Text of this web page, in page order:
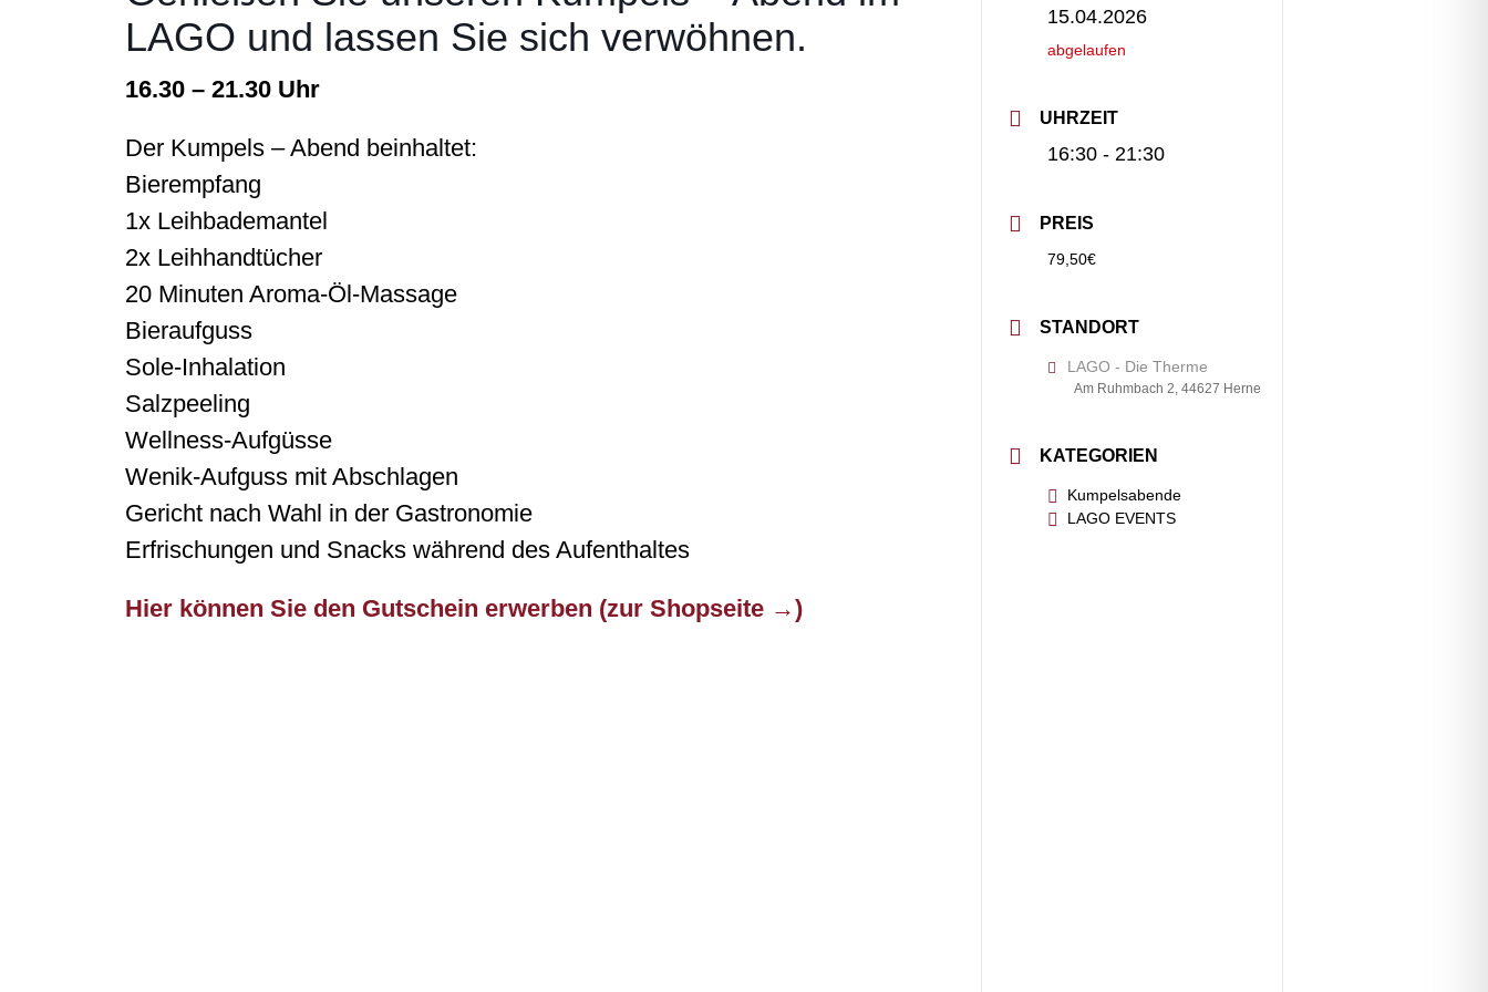
LAGO und lassen Sie sich verwöhnen.
16.30 – 21.30 Uhr
Der Kumpels – Abend beinhaltet:
Bierempfang
1x Leihbademantel
2x Leihhandtücher
20 Minuten Aroma-Öl-Massage
Bieraufguss
Sole-Inhalation
Salzpeeling
Wellness-Aufgüsse
Wenik-Aufguss mit Abschlagen
Gericht nach Wahl in der Gastronomie
Erfrischungen und Snacks während des Aufenthaltes
Hier können Sie den Gutschein erwerben (zur Shopseite →)
15.04.2026
abgelaufen
UHRZEIT
16:30 - 21:30
PREIS
79,50€
STANDORT
LAGO - Die Therme
Am Ruhmbach 2, 44627 Herne
KATEGORIEN
Kumpelsabende
LAGO EVENTS